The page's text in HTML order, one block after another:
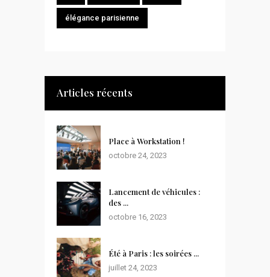
élégance parisienne
Articles récents
Place à Workstation !
octobre 24, 2023
Lancement de véhicules :
des ...
octobre 16, 2023
Été à Paris : les soirées ...
juillet 24, 2023